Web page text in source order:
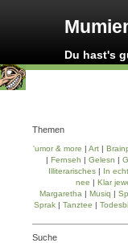
Du hast's
Themen
'umor & more | Art |
| Fernseh | Gelesn |
Illiterarisches | In echt
nee | Klar
Margaretha | Musiq |
Sprak | Tanztee |
Suche